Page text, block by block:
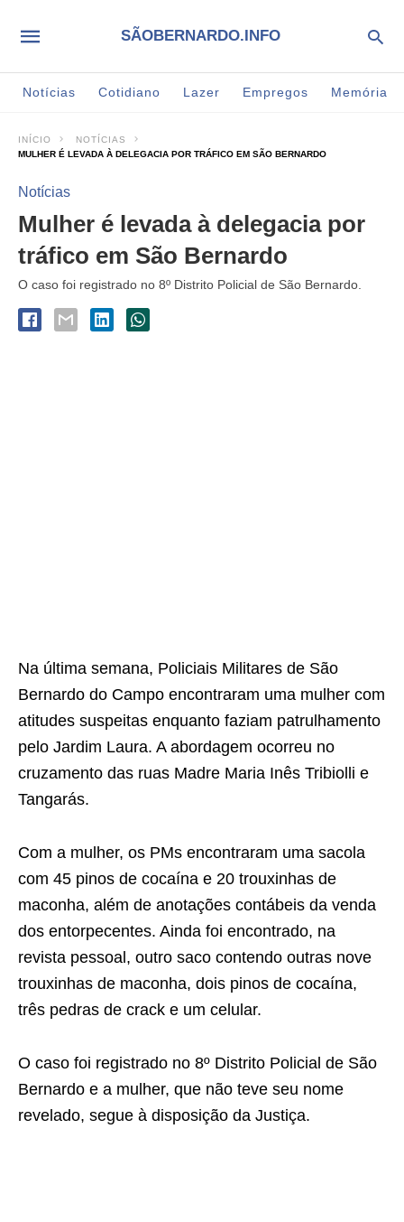
SÃOBERNARDO.INFO
Notícias Cotidiano Lazer Empregos Memória
INÍCIO
NOTÍCIAS
MULHER É LEVADA À DELEGACIA POR TRÁFICO EM SÃO BERNARDO
Notícias
Mulher é levada à delegacia por
tráfico em São Bernardo
O caso foi registrado no 8º Distrito Policial de São Bernardo.
Na última semana, Policiais Militares de São
Bernardo do Campo encontraram uma mulher com
atitudes suspeitas enquanto faziam patrulhamento
pelo Jardim Laura. A abordagem ocorreu no
cruzamento das ruas Madre Maria Inês Tribiolli e
Tangarás.
Com a mulher, os PMs encontraram uma sacola
com 45 pinos de cocaína e 20 trouxinhas de
maconha, além de anotações contábeis da venda
dos entorpecentes. Ainda foi encontrado, na
revista pessoal, outro saco contendo outras nove
trouxinhas de maconha, dois pinos de cocaína,
três pedras de crack e um celular.
O caso foi registrado no 8º Distrito Policial de São
Bernardo e a mulher, que não teve seu nome
revelado, segue à disposição da Justiça.